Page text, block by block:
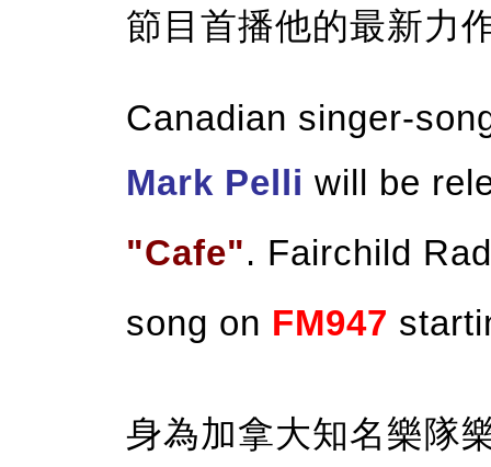
節目首播他的最新力
Canadian singer-
Mark Pelli will be
"Cafe". Fairchild
song on FM947
身為加拿大知名樂隊